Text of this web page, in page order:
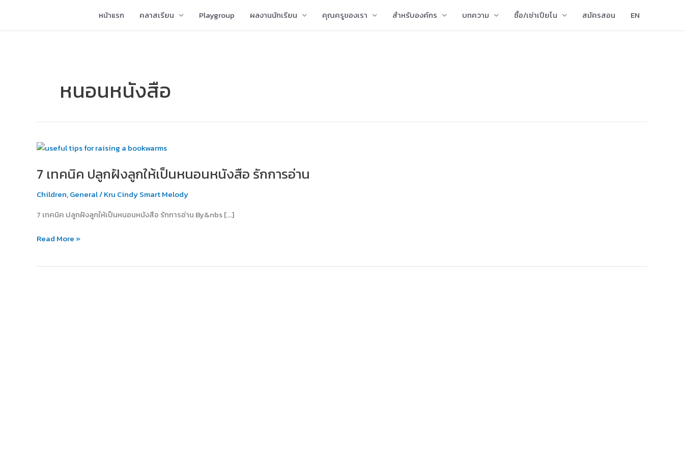
content
หน้าแรก คลาสเรียน Playgroup ผลงานนักเรียน คุณครูของเรา สำหรับองค์กร บทความ ซื้อ/เช่าเปียโน สมัครสอน EN
หนอนหนังสือ
7 เทคนิค ปลูกฝังลูกให้เป็นหนอนหนังสือ รักการอ่าน
Children,General/Kru Cindy Smart Melody
7 เทคนิค ปลูกฝังลูกให้เป็นหนอนหนังสือ รักการอ่าน By&nbs […]
7
ปลูก
ลูก
เป็น
หนังสือ
การ
Read More »